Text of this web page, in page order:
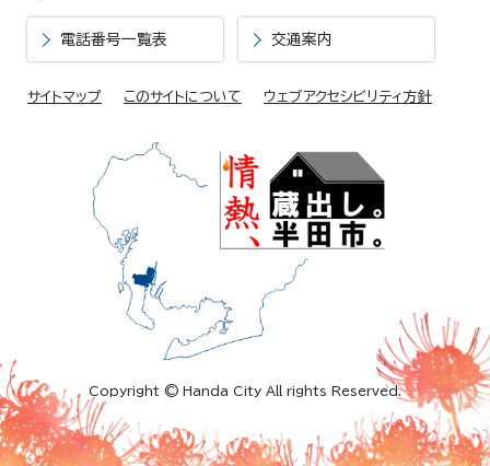
電話番号一覧表 交通案内
サイトマップ このサイトについて ウェブアクセシビリティ方針
Copyright © Handa City All rights Reserved.